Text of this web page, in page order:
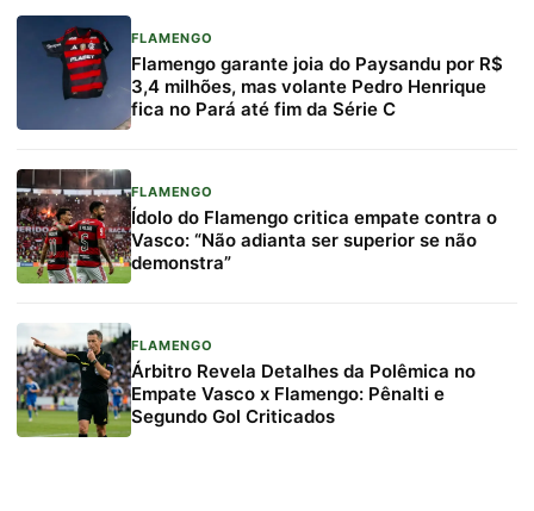
FLAMENGO
Flamengo garante joia do Paysandu por R$
3,4 milhões, mas volante Pedro Henrique
fica no Pará até fim da Série C
FLAMENGO
Ídolo do Flamengo critica empate contra o
Vasco: “Não adianta ser superior se não
demonstra”
FLAMENGO
Árbitro Revela Detalhes da Polêmica no
Empate Vasco x Flamengo: Pênalti e
Segundo Gol Criticados